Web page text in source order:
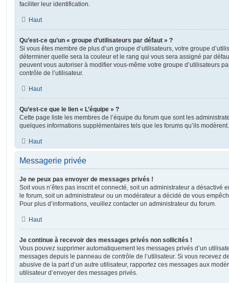
faciliter leur identification.
Haut
Qu’est-ce qu’un « groupe d’utilisateurs par défaut » ?
Si vous êtes membre de plus d’un groupe d’utilisateurs, votre groupe
déterminer quelle sera la couleur et le rang qui vous sera assigné par
peuvent vous autoriser à modifier vous-même votre groupe d’utilisateurs
contrôle de l’utilisateur.
Haut
Qu’est-ce que le lien « L’équipe » ?
Cette page liste les membres de l’équipe du forum que sont les
quelques informations supplémentaires tels que les forums qu’ils modèrent.
Haut
Messagerie privée
Je ne peux pas envoyer de messages privés !
Soit vous n’êtes pas inscrit et connecté, soit un administrateur a désactivé
le forum, soit un administrateur ou un modérateur a décidé de vous
Pour plus d’informations, veuillez contacter un administrateur du forum.
Haut
Je continue à recevoir des messages privés non sollicités !
Vous pouvez supprimer automatiquement les messages privés d’un
messages depuis le panneau de contrôle de l’utilisateur. Si vous recevez
abusive de la part d’un autre utilisateur, rapportez ces messages aux
utilisateur d’envoyer des messages privés.